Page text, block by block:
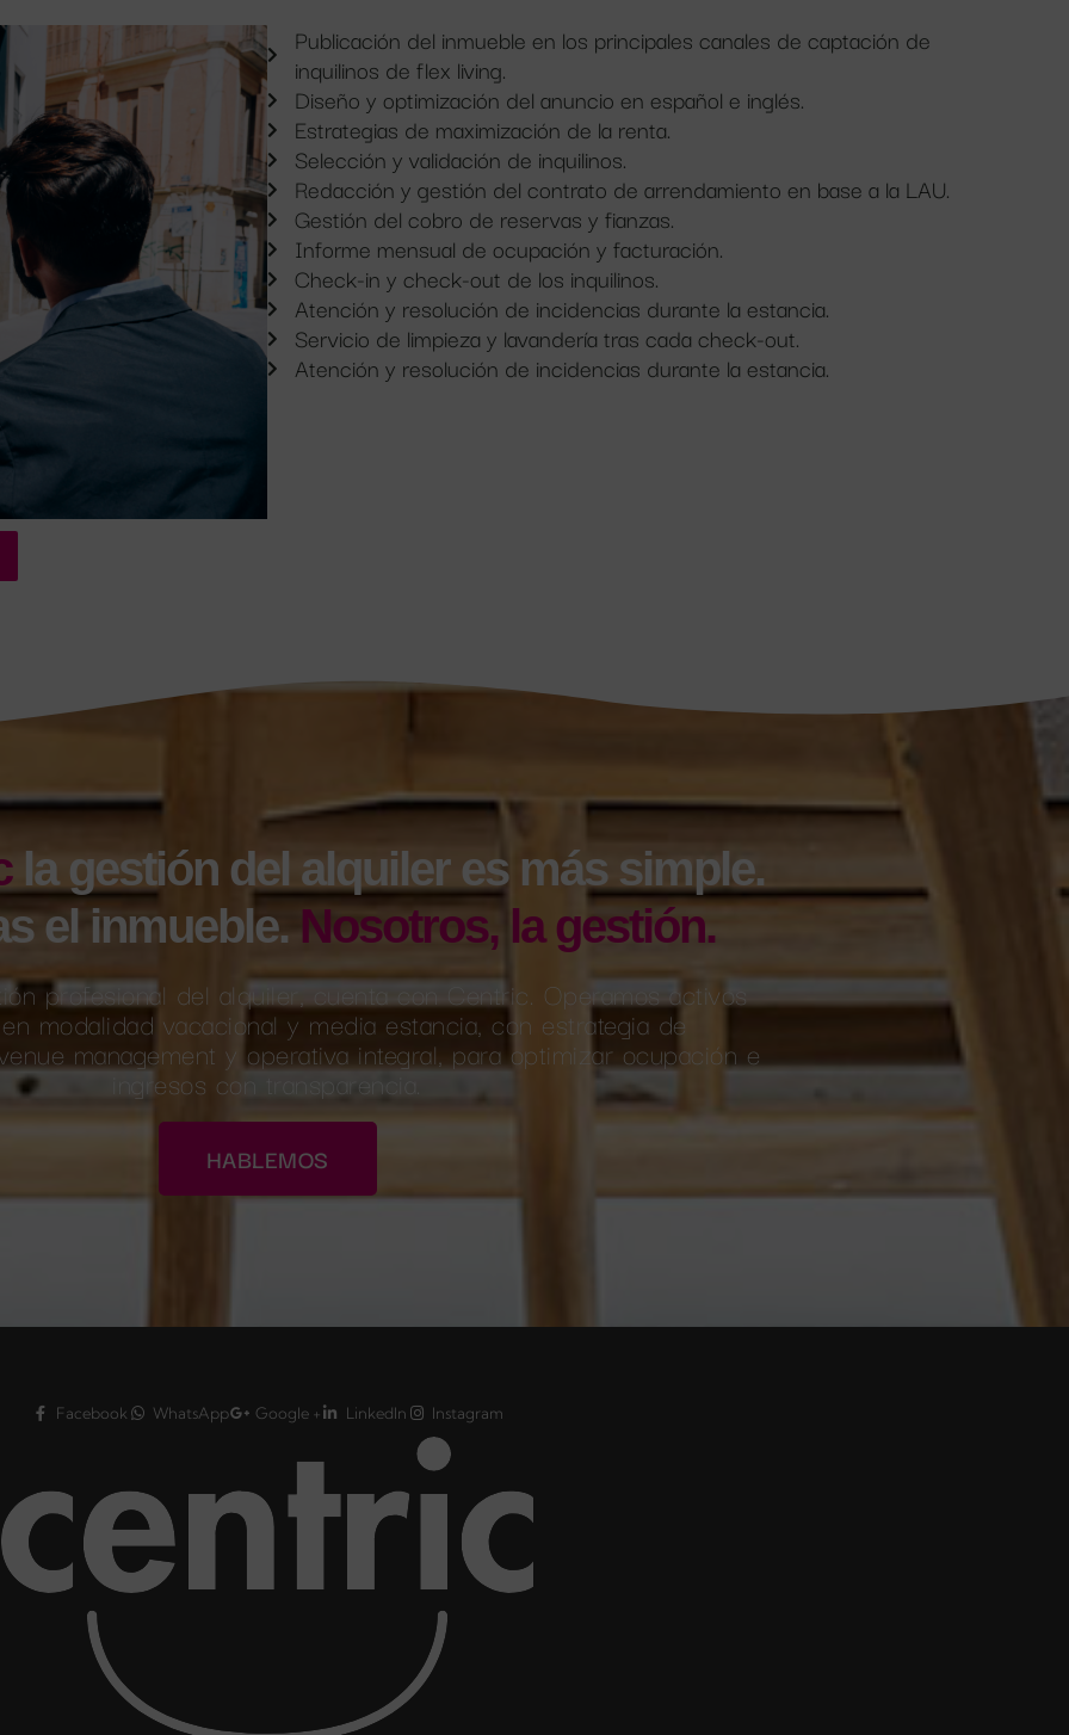
Publicación del inmueble en los principales canales de captación de
inquilinos de flex living.
Diseño y optimización del anuncio en español e inglés.
Estrategias de maximización de la renta.
Selección y validación de inquilinos.
Redacción y gestión del contrato de arrendamiento en base a la LAU.
Gestión del cobro de reservas y fianzas.
Informe mensual de ocupación y facturación.
Check-in y check-out de los inquilinos.
Atención y resolución de incidencias durante la estancia.
Servicio de limpieza y lavandería tras cada check-out.
Atención y resolución de incidencias durante la estancia.
la gestión del alquiler es más simple.
el inmueble. Nosotros, la gestión.
profesional del alquiler, cuenta con Centric. Operamos activos
modalidad vacacional y media estancia, con estrategia de
management y operativa integral, para optimizar ocupación e
ingresos con transparencia.
HABLEMOS
Facebook WhatsApp Google + LinkedIn Instagram